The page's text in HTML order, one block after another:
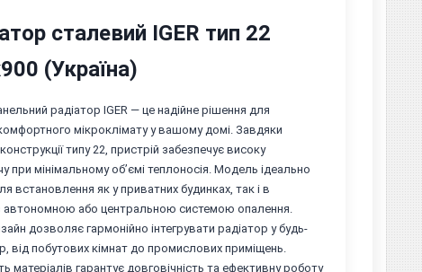
сталевий IGER тип 22
(Україна)
радіатор IGER — це надійне рішення для
мікроклімату у вашому домі. Завдяки
типу 22, пристрій забезпечує високу
при мінімальному об’ємі теплоносія. Модель ідеально
встановлення як у приватних будинках, так і в
автономною або центральною системою опалення.
дозволяє гармонійно інтегрувати радіатор у будь-
від побутових кімнат до промислових приміщень.
матеріалів гарантує довговічність та ефективну роботу